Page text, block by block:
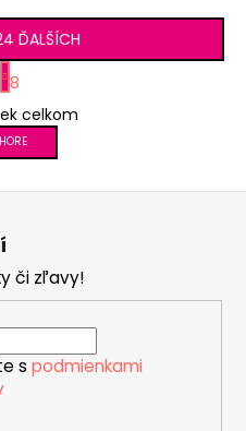
O
v
l
d
c
i
e
v
k
ĎALŠÍCH
S
t
r
á
n
o
a
n
i
e
8
celkom
HORE
či zľavy!
s podmienkami